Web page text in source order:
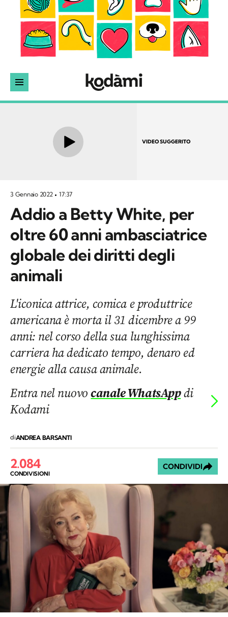
VIDEO SUGGERITO
3 Gennaio 2022 17:37
Addio a Betty White, per
oltre 60 anni ambasciatrice
globale dei diritti degli
animali
L'iconica attrice, comica e produttrice
americana è morta il 31 dicembre a 99
anni: nel corso della sua lunghissima
carriera ha dedicato tempo, denaro ed
energie alla causa animale.
Entra nel nuovocanale WhatsAppdi
Kodami
diANDREA BARSANTI
2.084
CONDIVISIONI
CONDIVIDI